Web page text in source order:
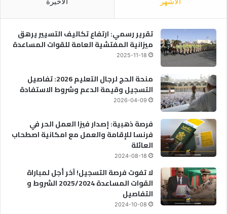
تقرير رسمي: ارتفاع تكاليف التسيير يرهق
ميزانية المفتشية العامة للقوات المساعدة
2025-11-18
منحة الحج لرجال التعليم 2026: تفاصيل
التسجيل وقيمة الدعم وشروط الاستفادة
2026-04-09
فرصة ذهبية: إصدار فيزا العمل الحر في
فرنسا للإقامة والعمل مع امكانية اصطحاب
العائلة
2024-08-18
لا تفوت فرصة التسجيل! آخر أجل لمباراة
القوات المساعدة 2025/2024 الشروط و
التفاصيل
2024-10-08